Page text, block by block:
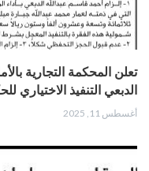
تعلن المحكمة التجارية
الدبعي التنفيذ الاختياري
أغسطس 11, 2025